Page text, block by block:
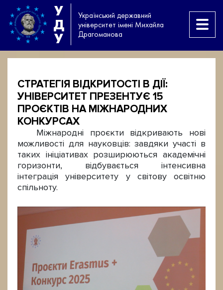
У
Д
У
Український державний
університет імені Михайла
Драгоманова
СТРАТЕГІЯ ВІДКРИТОСТІ В ДІЇ:
УНІВЕРСИТЕТ ПРЕЗЕНТУЄ 15
ПРОЄКТІВ НА МІЖНАРОДНИХ
КОНКУРСАХ
Міжнародні проєкти відкривають нові
можливості для науковців: завдяки участі в
таких ініціативах розширюються академічні
горизонти, відбувається інтенсивна
інтеграція університету у світову освітню
спільноту.